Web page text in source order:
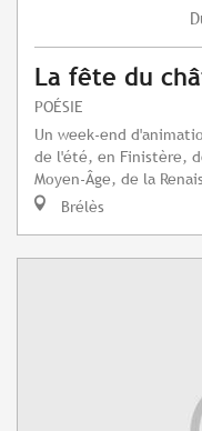
La fête du
POÉSIE
Un week-end
de l'été, en Finistère,
Moyen-Âge, de la
Brélès